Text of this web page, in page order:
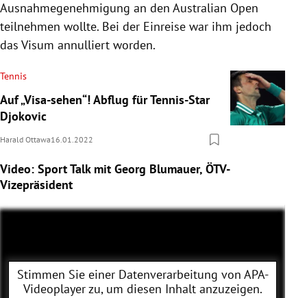
Ausnahmegenehmigung an den Australian Open
teilnehmen wollte. Bei der Einreise war ihm jedoch
das Visum annulliert worden.
Tennis
Auf „Visa-sehen“! Abflug für Tennis-Star
Djokovic
Harald Ottawa16.01.2022
Video: Sport Talk mit Georg Blumauer, ÖTV-
Vizepräsident
Stimmen Sie einer Datenverarbeitung von APA-
Videoplayerzu, um diesen Inhalt anzuzeigen.